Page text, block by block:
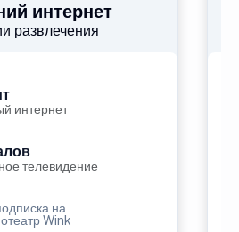
интернет
развлечения
интернет
телевидение
на
Wink